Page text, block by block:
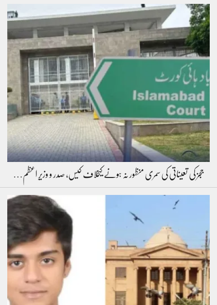
ججز کی تعیناتی کی سمری منظور نہ ہونے کیخلاف کیس، صدر و وزیرِ اعظم…